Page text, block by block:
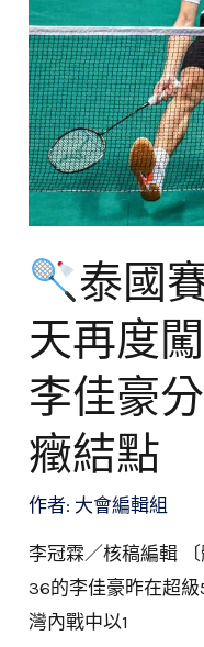
泰國
天再度
李佳豪
癥結點
作者: 大會編輯組
李冠霖／核稿編輯
36的李佳豪昨在超
灣內戰中以1
睽
違
244
天
再
度
闖
進
500
賽
8
強
佳
豪
析
自
己